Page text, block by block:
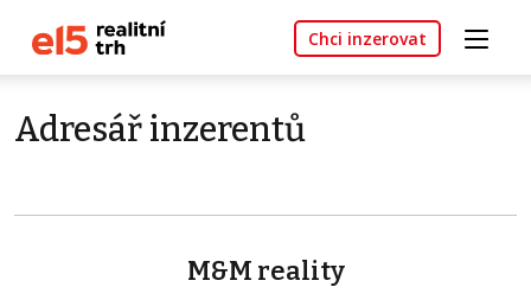
Chci inzerovat
Adresář inzerentů
M&M reality